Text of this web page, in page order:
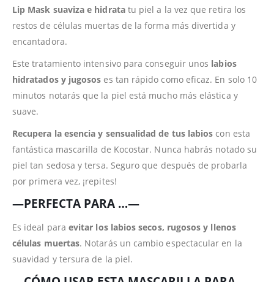
Lip Mask suaviza e hidratatu piel a la vez que retira los
restos de células muertas de la forma más divertida y
encantadora.
Este tratamiento intensivo para conseguir unos labios
hidratados y jugosos es tan rápido como eficaz. En solo 10
minutos notarás que la piel está mucho más elástica y
suave.
Recupera la esencia y sensualidad de tus labios con esta
fantástica mascarilla de Kocostar. Nunca habrás notado su
piel tan sedosa y tersa. Seguro que después de probarla
por primera vez, ¡repites!
—PERFECTA PARA …—
Es ideal para evitar los labios secos, rugosos y llenos
células muertas. Notarás un cambio espectacular en la
suavidad y tersura de la piel.